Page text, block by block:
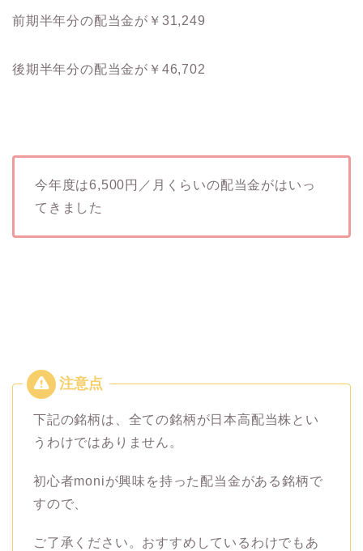
前期半年分の配当金が￥31,249
後期半年分の配当金が￥46,702
今年度は6,500円／月くらいの配当金がはいっ
てきました
下記の銘柄は、全ての銘柄が日本高配当株とい
うわけではありません。
初心者moniが興味を持った配当金がある銘柄で
すので、
ご了承ください。おすすめしているわけでもあ